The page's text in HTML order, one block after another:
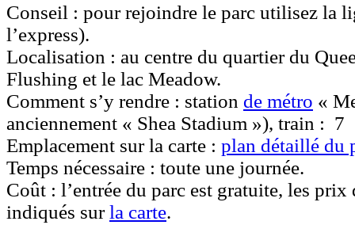
Conseil : pour rejoindre le parc utilisez la
l’express).
Localisation : au centre du quartier du
Flushing et le lac Meadow.
Comment s’y rendre : station de métro «
anciennement « Shea Stadium »), train : 7
Emplacement sur la carte : plan détaillé du
Temps nécessaire : toute une journée.
Coût : l’entrée du parc est gratuite, les prix
indiqués surla carte.